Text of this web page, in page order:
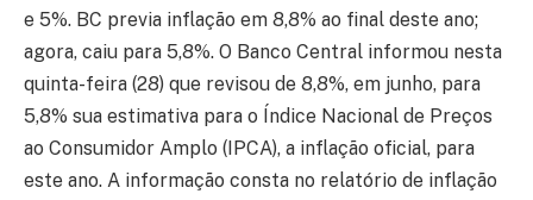
e 5%. BC previa inflação em 8,8% ao final deste ano;
agora, caiu para 5,8%. O Banco Central informou nesta
quinta-feira (28) que revisou de 8,8%, em junho, para
5,8% sua estimativa para o Índice Nacional de Preços
ao Consumidor Amplo (IPCA), a inflação oficial, para
este ano. A informação consta no relatório de inflação